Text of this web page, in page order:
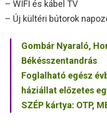
– WIFI és kábel TV
– Új kültéri bútorok
Gombár Nyaraló,
Békésszentandrás
Foglalható egész
háziállat előzetes
SZÉP kártya: OTP,